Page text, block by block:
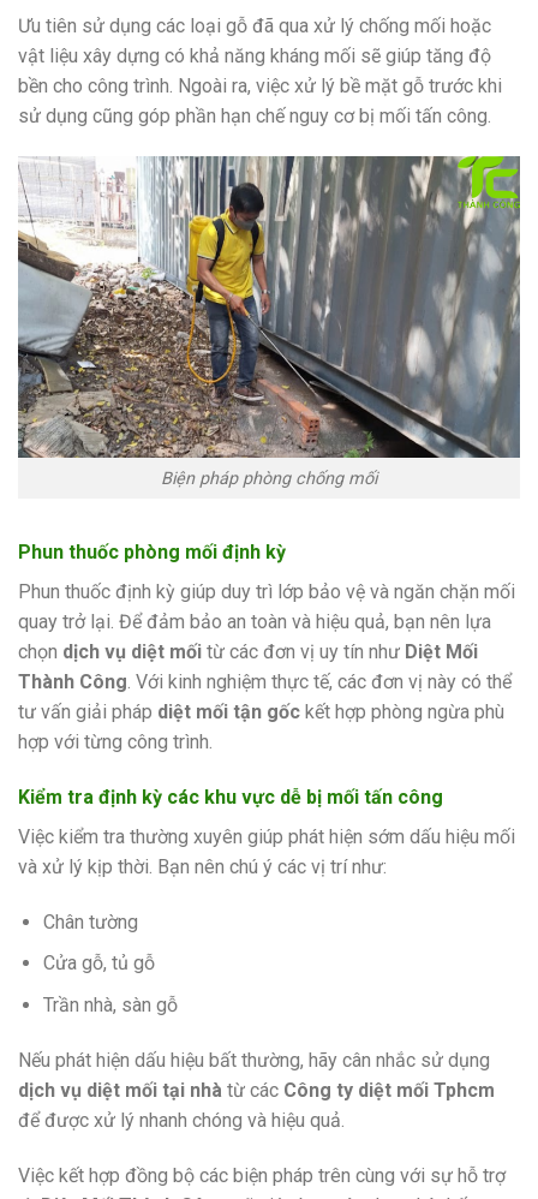
Ưu tiên sử dụng các loại gỗ đã qua xử lý chống mối hoặc
vật liệu xây dựng có khả năng kháng mối sẽ giúp tăng độ
bền cho công trình. Ngoài ra, việc xử lý bề mặt gỗ trước khi
sử dụng cũng góp phần hạn chế nguy cơ bị mối tấn công.
Biện pháp phòng chống mối
Phun thuốc phòng mối định kỳ
Phun thuốc định kỳ giúp duy trì lớp bảo vệ và ngăn chặn mối
quay trở lại. Để đảm bảo an toàn và hiệu quả, bạn nên lựa
chọn dịch vụ diệt mối từ các đơn vị uy tín như Diệt Mối
Thành Công. Với kinh nghiệm thực tế, các đơn vị này có thể
tư vấn giải pháp diệt mối tận gốc kết hợp phòng ngừa phù
hợp với từng công trình.
Kiểm tra định kỳ các khu vực dễ bị mối tấn công
Việc kiểm tra thường xuyên giúp phát hiện sớm dấu hiệu mối
và xử lý kịp thời. Bạn nên chú ý các vị trí như:
Chân tường
Cửa gỗ, tủ gỗ
Trần nhà, sàn gỗ
Nếu phát hiện dấu hiệu bất thường, hãy cân nhắc sử dụng
dịch vụ diệt mối tại nhà từ các Công ty diệt mối Tphcm
để được xử lý nhanh chóng và hiệu quả.
Việc kết hợp đồng bộ các biện pháp trên cùng với sự hỗ trợ